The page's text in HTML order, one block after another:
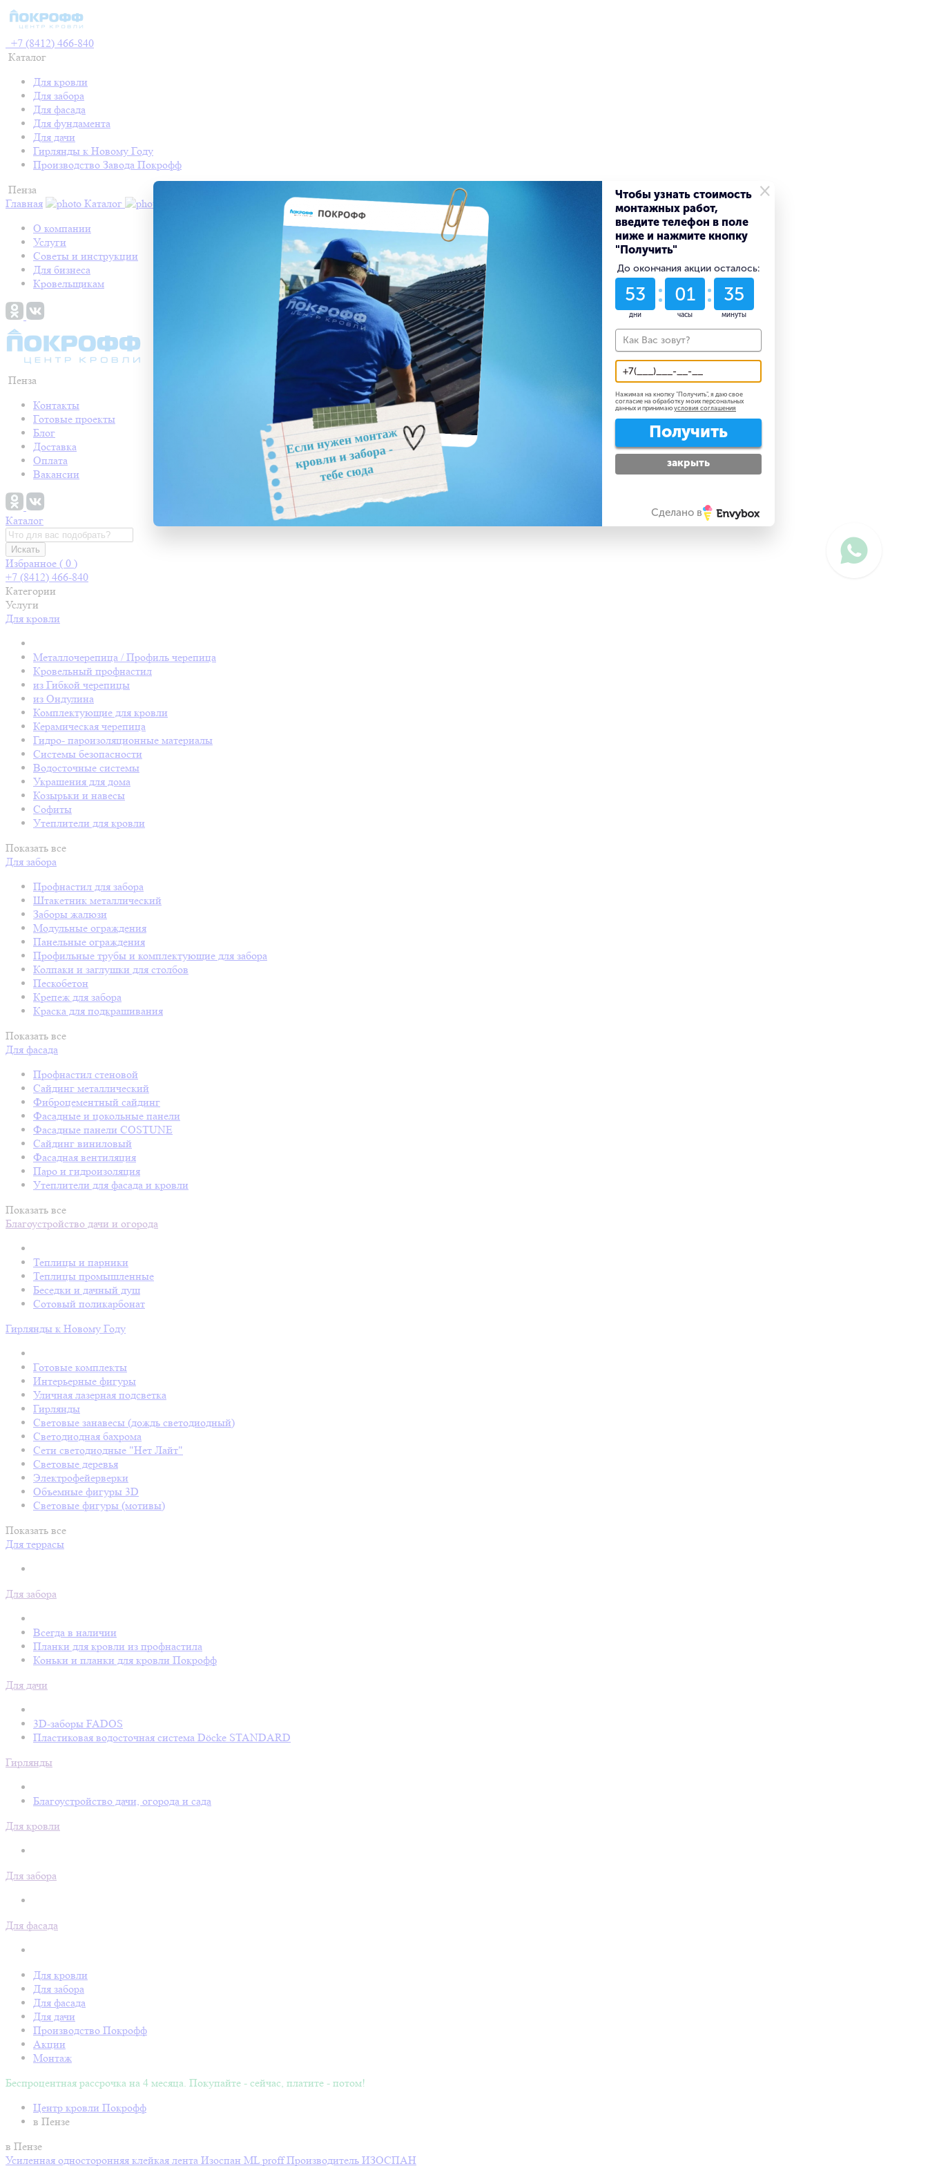
+7 (8412) 466-840
Каталог
Для кровли
Для забора
Для фасада
Для фундамента
Для дачи
Гирлянды к Новому Году
Производство Завода Покрофф
Пенза
Главная
Каталог Готовые проекты Блог Доставка Оплата Вакансии
О компании
Услуги
Советы и инструкции
Для бизнеса
Кровельщикам
Пенза
Контакты
Готовые проекты
Блог
Доставка
Оплата
Вакансии
Каталог
Искать
Избранное ( 0 )
+7 (8412) 466-840
Категории
Услуги
Для кровли
Металлочерепица / Профиль черепица
Кровельный профнастил
из Гибкой черепицы
из Ондулина
Комплектующие для кровли
Керамическая черепица
Гидро- пароизоляционные материалы
Системы безопасности
Водосточные системы
Украшения для дома
Козырьки и навесы
Софиты
Утеплители для кровли
Показать все
Для забора
Профнастил для забора
Штакетник металлический
Заборы жалюзи
Модульные ограждения
Панельные ограждения
Профильные трубы и комплектующие для забора
Колпаки и заглушки для столбов
Пескобетон
Крепеж для забора
Краска для подкрашивания
Показать все
Для фасада
Профнастил стеновой
Сайдинг металлический
Фиброцементный сайдинг
Фасадные и цокольные панели
Фасадные панели COSTUNE
Сайдинг виниловый
Фасадная вентиляция
Паро и гидроизоляция
Утеплители для фасада и кровли
Показать все
Благоустройство дачи и огорода
Теплицы и парники
Теплицы промышленные
Беседки и дачный душ
Сотовый поликарбонат
Гирлянды к Новому Году
Готовые комплекты
Интерьерные фигуры
Уличная лазерная подсветка
Гирлянды
Световые занавесы (дождь светодиодный)
Светодиодная бахрома
Сети светодиодные "Нет Лайт"
Световые деревья
Электрофейерверки
Объемные фигуры 3D
Световые фигуры (мотивы)
Показать все
Для террасы
Для забора
Всегда в наличии
Планки для кровли из профнастила
Коньки и планки для кровли Покрофф
Для дачи
3D-заборы FADOS
Пластиковая водосточная система Döcke STANDARD
Гирлянды
Благоустройство дачи, огорода и сада
Для кровли
Для забора
Для фасада
Для кровли
Для забора
Для фасада
Для дачи
Производство Покрофф
Акции
Монтаж
Беспроцентная рассрочка на 4 месяца. Покупайте - сейчас, платите - потом!
Центр кровли Покрофф
в Пензе
в Пензе
Усиленная односторонняя клейкая лента Изоспан ML proff Производитель ИЗОСПАН
×
Чтобы узнать стоимость
монтажных работ,
введите телефон в поле
ниже и нажмите кнопку
"Получить"
До окончания акции осталось:
53
дни
01
часы
35
минуты
Нажимая на кнопку "Получить", я даю свое
согласие на обработку моих персональных
данных и принимаю условия соглашения
Получить
закрыть
Сделано в